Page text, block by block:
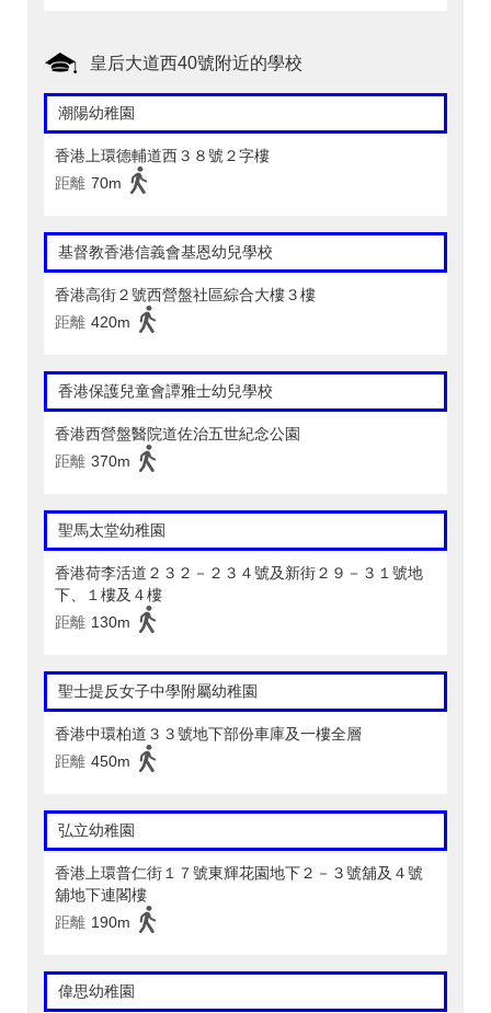
皇后大道西40號附近的學校
潮陽幼稚園
香港上環德輔道西３８號２字樓
距離 70m
基督教香港信義會基恩幼兒學校
香港高街２號西營盤社區綜合大樓３樓
距離 420m
香港保護兒童會譚雅士幼兒學校
香港西營盤醫院道佐治五世紀念公園
距離 370m
聖馬太堂幼稚園
香港荷李活道２３２－２３４號及新街２９－３１號地
下、１樓及４樓
距離 130m
聖士提反女子中學附屬幼稚園
香港中環柏道３３號地下部份車庫及一樓全層
距離 450m
弘立幼稚園
香港上環普仁街１７號東輝花園地下２－３號舖及４號
舖地下連閣樓
距離 190m
偉思幼稚園